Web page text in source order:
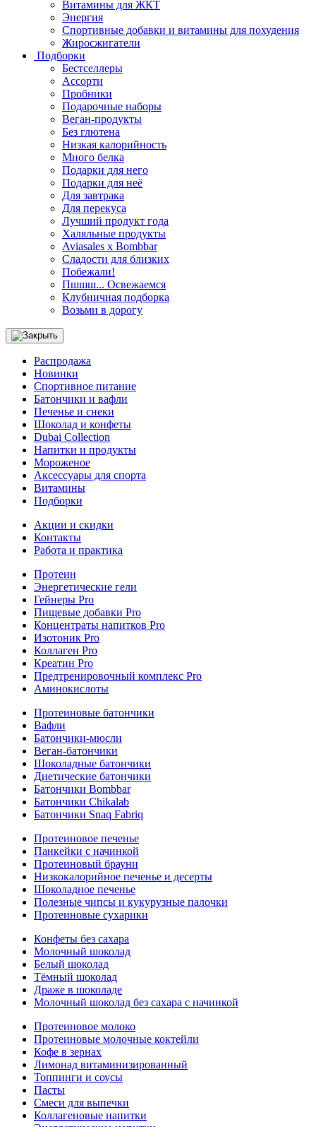
Витамины для ЖКТ
Энергия
Спортивные добавки и витамины для похудения
Жиросжигатели
Подборки
Бестселлеры
Ассорти
Пробники
Подарочные наборы
Веган-продукты
Без глютена
Низкая калорийность
Много белка
Подарки для него
Подарки для неё
Для завтрака
Для перекуса
Лучший продукт года
Халяльные продукты
Aviasales x Bombbar
Сладости для близких
Побежали!
Пшшш... Освежаемся
Клубничная подборка
Возьми в дорогу
Распродажа
Новинки
Спортивное питание
Батончики и вафли
Печенье и снеки
Шоколад и конфеты
Dubai Collection
Напитки и продукты
Мороженое
Аксессуары для спорта
Витамины
Подборки
Акции и скидки
Контакты
Работа и практика
Протеин
Энергетические гели
Гейнеры Pro
Пищевые добавки Pro
Концентраты напитков Pro
Изотоник Pro
Коллаген Pro
Креатин Pro
Предтренировочный комплекс Pro
Аминокислоты
Протеиновые батончики
Вафли
Батончики-мюсли
Веган-батончики
Шоколадные батончики
Диетические батончики
Батончики Bombbar
Батончики Chikalab
Батончики Snaq Fabriq
Протеиновое печенье
Панкейки с начинкой
Протеиновый брауни
Низкокалорийное печенье и десерты
Шоколадное печенье
Полезные чипсы и кукурузные палочки
Протеиновые сухарики
Конфеты без сахара
Молочный шоколад
Белый шоколад
Тёмный шоколад
Драже в шоколаде
Молочный шоколад без сахара с начинкой
Протеиновое молоко
Протеиновые молочные коктейли
Кофе в зернах
Лимонад витаминизированный
Топпинги и соусы
Пасты
Смеси для выпечки
Коллагеновые напитки